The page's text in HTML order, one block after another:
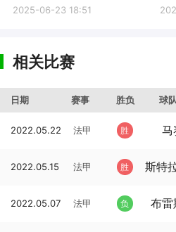
2025-06-23 18:51
相关比赛
日期 赛事 胜负 球
2022.05.22 法甲 胜 马
2022.05.15 法甲 胜 斯特
2022.05.07 法甲 负 布雷